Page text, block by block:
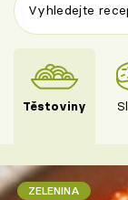
Těstoviny
ZELENINA